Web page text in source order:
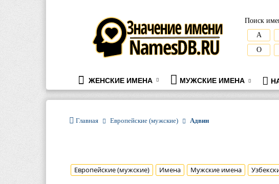
namesdb.ru
Поиск
А
О
ЖЕНСКИЕ ИМЕНА МУЖСКИЕ ИМЕНА
Главная Европейские (мужские) Адвин
Европейские (мужские) Имена Мужские имена